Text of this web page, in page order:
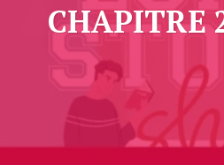
CHAPITRE